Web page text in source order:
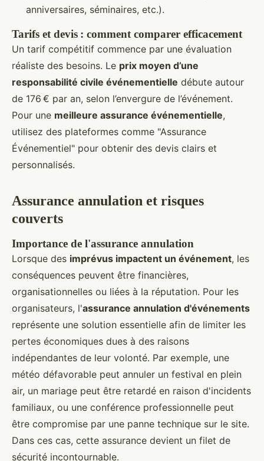
anniversaires, séminaires, etc.).
Tarifs et devis : comment comparer efficacement
Un tarif compétitif commence par une évaluation
réaliste des besoins. Le prix moyen d’une
responsabilité civile événementielle débute autour
de 176 € par an, selon l’envergure de l’événement.
Pour une meilleure assurance événementielle,
utilisez des plateformes comme "Assurance
Événementiel" pour obtenir des devis clairs et
personnalisés.
Assurance annulation et risques
couverts
Importance de l'assurance annulation
Lorsque des imprévus impactent un événement, les
conséquences peuvent être financières,
organisationnelles ou liées à la réputation. Pour les
organisateurs, l'assurance annulation d'événements
représente une solution essentielle afin de limiter les
pertes économiques dues à des raisons
indépendantes de leur volonté. Par exemple, une
météo défavorable peut annuler un festival en plein
air, un mariage peut être retardé en raison d'incidents
familiaux, ou une conférence professionnelle peut
être compromise par une panne technique sur le site.
Dans ces cas, cette assurance devient un filet de
sécurité incontournable.